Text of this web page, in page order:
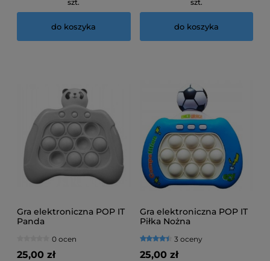
szt.
do koszyka
szt.
do koszyka
Gra elektroniczna POP IT
Panda
0 ocen
25,00 zł
Gra elektroniczna POP IT
Piłka Nożna
3 oceny
25,00 zł